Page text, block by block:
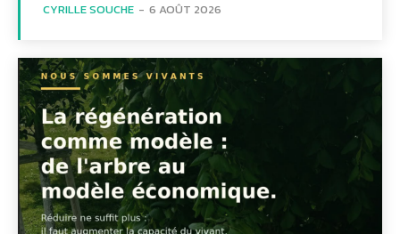
CYRILLE SOUCHE - 6 AOÛT 2026